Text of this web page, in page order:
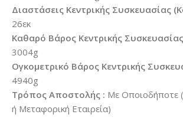
Διαστάσεις Κεντρικής Συσκευασίας
26εκ
Καθαρό Βάρος Κεντρικής
3004g
Ογκομετρικό Βάρος Κεντρικής
4940g
Τρόπος Αποστολής : Με Οποιοδήποτε
ή Μεταφορική Εταιρεία)